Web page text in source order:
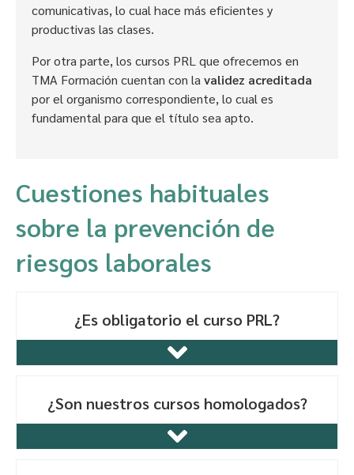
comunicativas, lo cual hace más eficientes y
productivas las clases.
Por otra parte, los cursos PRL que ofrecemos en
TMA Formación cuentan con la validez acreditada
por el organismo correspondiente, lo cual es
fundamental para que el título sea apto.
Cuestiones habituales
sobre la prevención de
riesgos laborales
¿Es obligatorio el curso PRL?
¿Son nuestros cursos homologados?